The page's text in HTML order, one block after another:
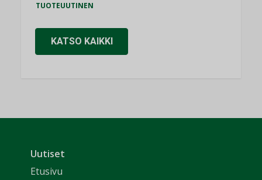
TUOTEUUTINEN
KATSO KAIKKI
Uutiset
Etusivu